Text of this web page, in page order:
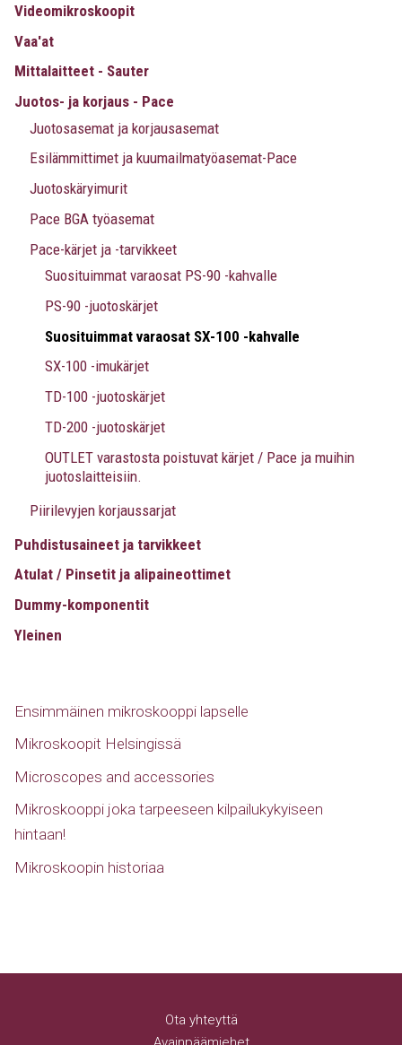
Videomikroskoopit
Vaa'at
Mittalaitteet - Sauter
Juotos- ja korjaus - Pace
Juotosasemat ja korjausasemat
Esilämmittimet ja kuumailmatyöasemat-Pace
Juotoskäryimurit
Pace BGA työasemat
Pace-kärjet ja -tarvikkeet
Suosituimmat varaosat PS-90 -kahvalle
PS-90 -juotoskärjet
Suosituimmat varaosat SX-100 -kahvalle
SX-100 -imukärjet
TD-100 -juotoskärjet
TD-200 -juotoskärjet
OUTLET varastosta poistuvat kärjet / Pace ja muihin
juotoslaitteisiin.
Piirilevyjen korjaussarjat
Puhdistusaineet ja tarvikkeet
Atulat / Pinsetit ja alipaineottimet
Dummy-komponentit
Yleinen
Ensimmäinen mikroskooppi lapselle
Mikroskoopit Helsingissä
Microscopes and accessories
Mikroskooppi joka tarpeeseen kilpailukykyiseen
hintaan!
Mikroskoopin historiaa
Ota yhteyttä